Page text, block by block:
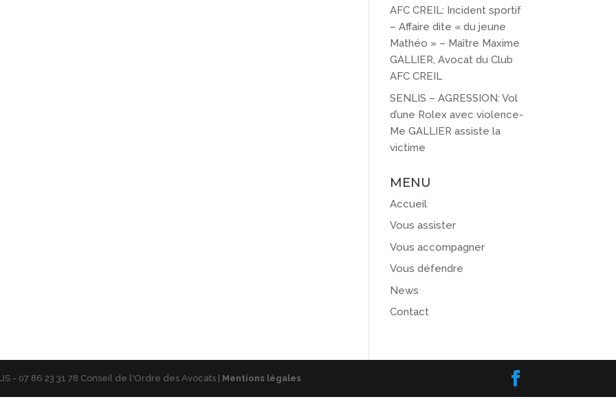
AFC CREIL: Incident sportif
– Affaire dite « du jeune
Mathéo » – Maître Maxime
GALLIER, Avocat du Club
AFC CREIL
SENLIS – AGRESSION: Vol
d’une Rolex avec violence-
Me GALLIER assiste la
victime
MENU
Accueil
Vous assister
Vous accompagner
Vous défendre
News
Contact
- 07 86 23 31 78 Conseil de l'Ordre des Avocats | Mentions légales